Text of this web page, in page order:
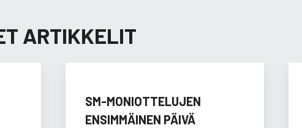
ARTIKKELIT
SM-MONIOTTELUJEN
ENSIMMÄINEN PÄIVÄ